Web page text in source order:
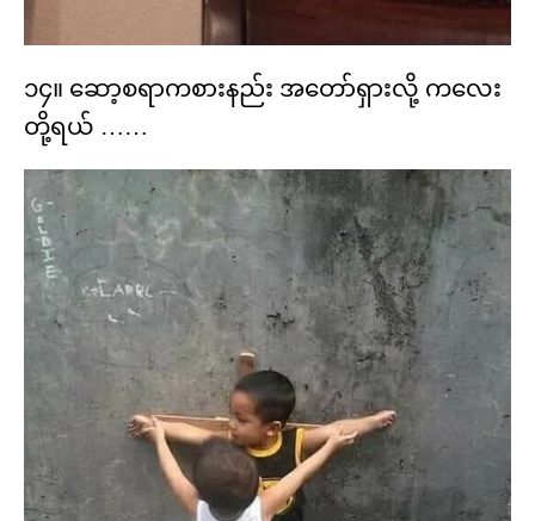
၁၄။ ဆော့စရာကစားနည်း အတော်ရှားလို့ ကလေး
တို့ရယ် ……